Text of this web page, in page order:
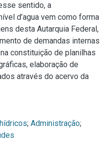
sentido, a
d’agua vem como forma
desta Autarquia Federal,
de demandas internas
constituição de planilhas
elaboração de
através do acervo da
; Administração;